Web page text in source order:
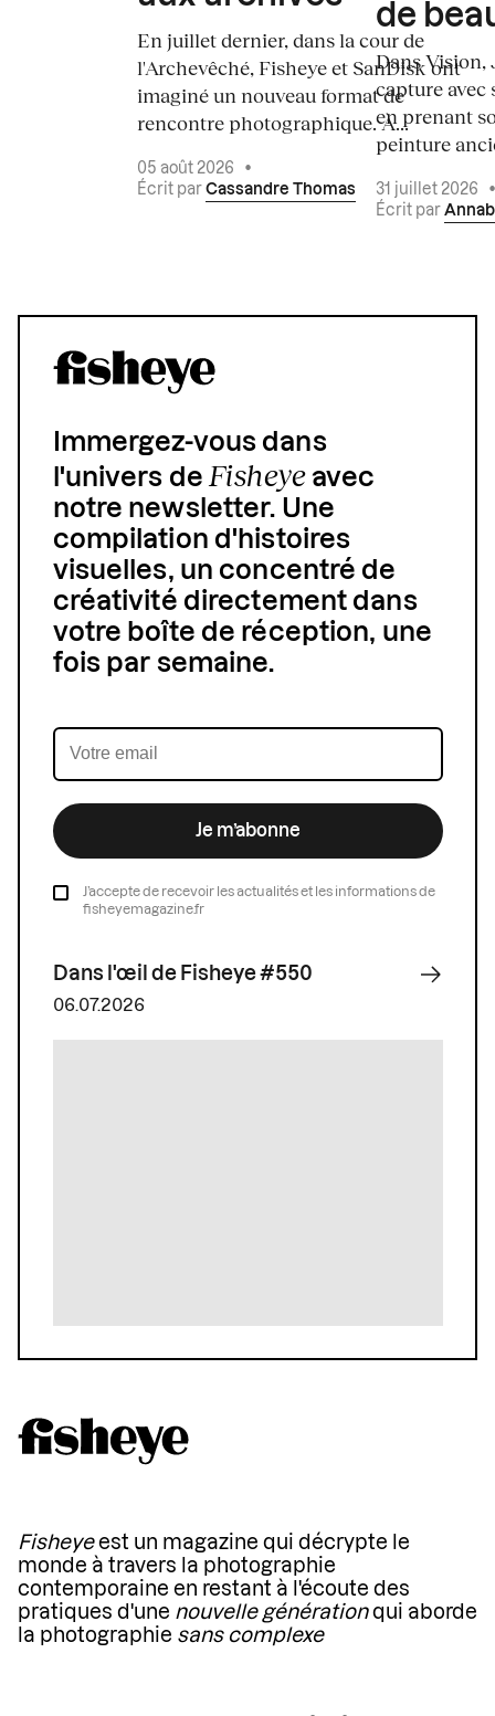
En juillet dernier, dans la cour de
l'Archevêché, Fisheye et SanDisk ont
imaginé un nouveau format de
rencontre photographique. À...
05 août 2026
•
Écrit par Cassandre Thomas
de
Dans
capture avec
en prenant
peinture
31 juillet 2026
Écrit par
Immergez-vous dans
l'univers de Fisheyeavec
notre newsletter. Une
compilation d'histoires
visuelles, un concentré de
créativité directement dans
votre boîte de réception, une
fois par semaine.
Je m’abonne
J’accepte de recevoir les actualités et les informations de
fisheyemagazine.fr
Dans l'œil de Fisheye #550
06.07.2026
Fisheyeest un magazine qui décrypte le
monde à travers la photographie
contemporaine en restant à l'écoute des
pratiques d'une nouvelle générationqui aborde
la photographie sans complexe